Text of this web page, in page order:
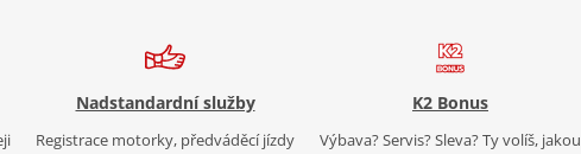
Nadstandardní služby
Registrace motorky, předváděcí jízdy
K2 Bonus
Výbava? Servis? Sleva? Ty volíš, jakou